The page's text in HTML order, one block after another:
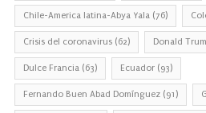
Chile-America latina-Abya Yala (76)
Crisis del coronavirus (62) Donald
Dulce Francia (63) Ecuador (93)
Fernando Buen Abad Domínguez (91)